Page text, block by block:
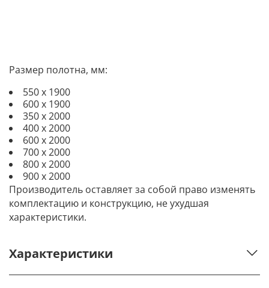
Размер полотна, мм:
550 х 1900
600 х 1900
350 х 2000
400 х 2000
600 х 2000
700 х 2000
800 х 2000
900 х 2000
Производитель оставляет за собой право изменять
комплектацию и конструкцию, не ухудшая
характеристики.
Характеристики